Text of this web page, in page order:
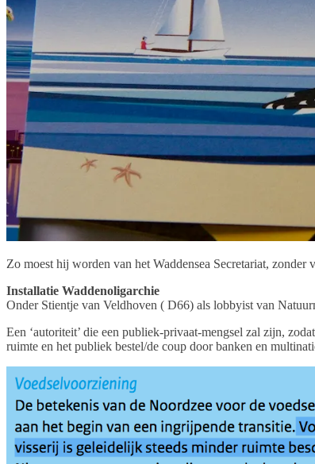
Zo moest hij worden van het Waddensea Secretariat, zonder
Installatie Waddenoligarchie
Onder Stientje van Veldhoven ( D66) als lobbyist van
Een ‘autoriteit’ die een publiek-privaat-mengsel zal zijn,
ruimte en het publiek bestel/de coup door banken en